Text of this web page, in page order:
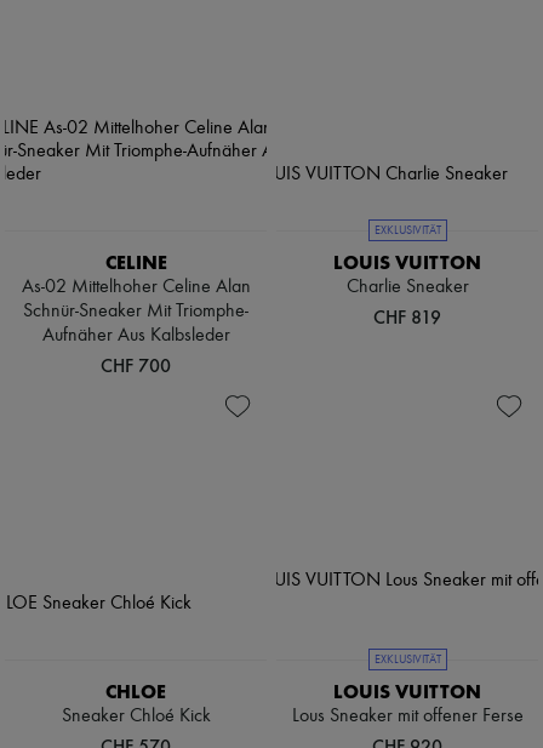
CELINE
As-02 Mittelhoher Celine Alan
Schnür-Sneaker Mit Triomphe-
Aufnäher Aus Kalbsleder
CHF 700
EXKLUSIVITÄT
LOUIS VUITTON
Charlie Sneaker
CHF 819
CHLOE
Sneaker Chloé Kick
EXKLUSIVITÄT
LOUIS VUITTON
Lous Sneaker mit offener Ferse